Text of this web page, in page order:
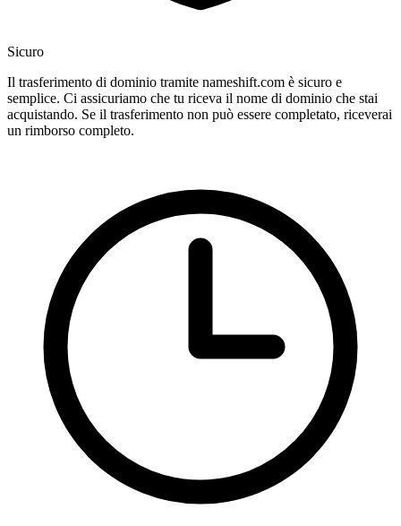
Sicuro
Il trasferimento di dominio tramite nameshift.com è sicuro e
semplice. Ci assicuriamo che tu riceva il nome di dominio che stai
acquistando. Se il trasferimento non può essere completato, riceverai
un rimborso completo.